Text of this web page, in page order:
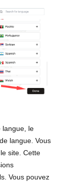
langue, le
langue. Vous
site. Cette
Vous pouvez